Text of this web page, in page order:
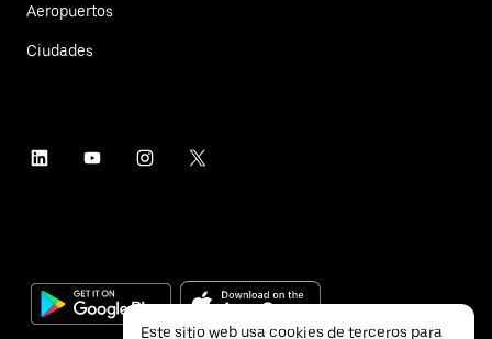
Aeropuertos
Ciudades
Este sitio web usa cookies de terceros para